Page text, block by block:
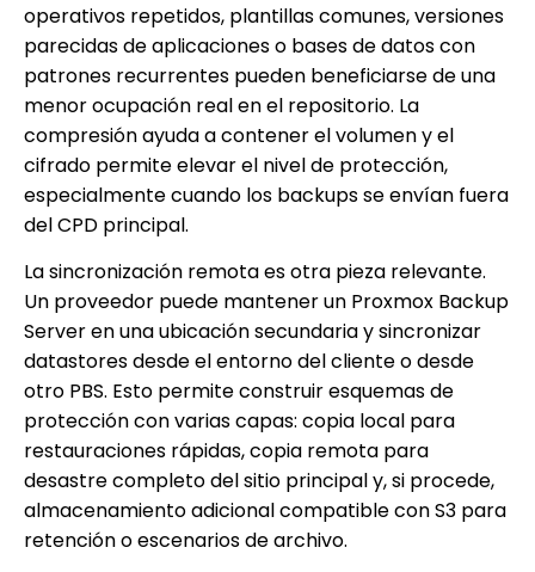
operativos repetidos, plantillas comunes, versiones
parecidas de aplicaciones o bases de datos con
patrones recurrentes pueden beneficiarse de una
menor ocupación real en el repositorio. La
compresión ayuda a contener el volumen y el
cifrado permite elevar el nivel de protección,
especialmente cuando los backups se envían fuera
del CPD principal.
La sincronización remota es otra pieza relevante.
Un proveedor puede mantener un Proxmox Backup
Server en una ubicación secundaria y sincronizar
datastores desde el entorno del cliente o desde
otro PBS. Esto permite construir esquemas de
protección con varias capas: copia local para
restauraciones rápidas, copia remota para
desastre completo del sitio principal y, si procede,
almacenamiento adicional compatible con S3 para
retención o escenarios de archivo.